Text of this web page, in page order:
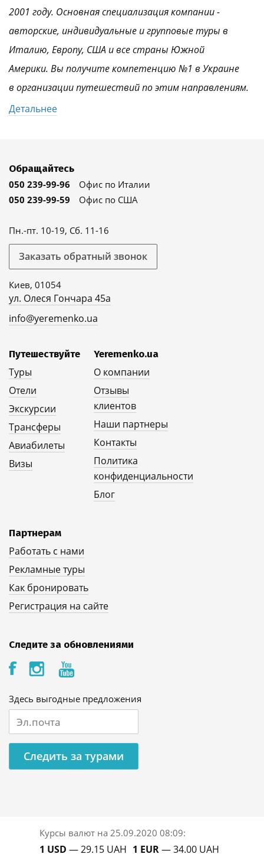
2001 году. Основная специализация компании -
авторские, индивидуальные и групповые туры в
Италию, Европу, США и все страны Южной
Америки. Вы получите компетенцию №1 в Украине
в организации путешествий по этим направлениям.
Детальнее
Обращайтесь
050 239-99-96
Офис по Италии
050 239-99-59
Офис по США
Пн.-пт. 10-19, Сб. 11-16
Заказать обратный звонок
Киев, 01054
ул. Олеся Гончара 45а
info@yeremenko.ua
Путешествуйте
Туры
Отели
Экскурсии
Трансферы
Авиабилеты
Визы
Yeremenko.ua
О компании
Отзывы
клиентов
Наши партнеры
Контакты
Политика
конфиденциальности
Блог
Партнерам
Работать с нами
Рекламные туры
Как бронировать
Регистрация на сайте
Следите за обновлениями
Здесь выгодные предложения
Следить за турами
Курсы валют на 25.09.2020 08:09:
1 USD — 29.15 UAH 1 EUR— 34.00 UAH